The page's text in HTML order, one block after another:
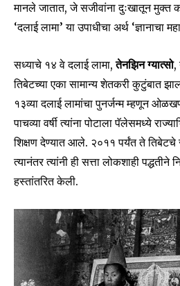
मानले जातात, जे सजीवांना दुःखातून मुक्त
‘दलाई लामा’ या उपाधीचा अर्थ ‘ज्ञानाचा
सध्याचे १४ वे दलाई लामा,तेनझिन ग्यात्सो,
तिबेटच्या एका सामान्य शेतकरी कुटुंबात
१३व्या दलाई लामांचा पुनर्जन्म म्हणून
पाचव्या वर्षी त्यांना पोटाला पॅलेसमध्ये
शिक्षण देण्यात आले. २०११ पर्यंत ते तिबेटचे
त्यानंतर त्यांनी ही सत्ता लोकशाही
हस्तांतरित केली.